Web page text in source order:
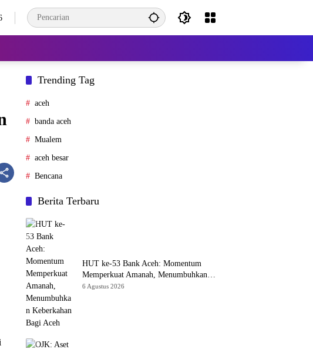
Trending Tag
aceh
banda aceh
Mualem
aceh besar
Bencana
Berita Terbaru
HUT ke-53 Bank Aceh: Momentum
Memperkuat Amanah, Menumbuhkan
Keberkahan Bagi Aceh
6 Agustus 2026